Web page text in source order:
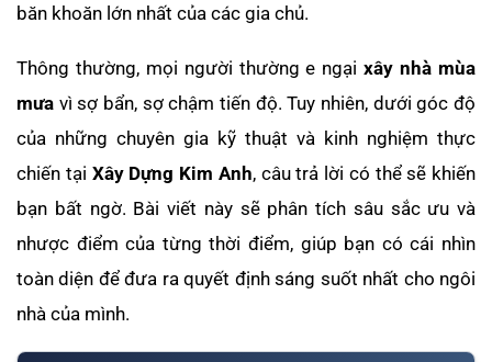
băn khoăn lớn nhất của các gia chủ.
Thông thường, mọi người thường e ngạixây nhà mùa
mưa vì sợ bẩn, sợ chậm tiến độ. Tuy nhiên, dưới góc độ
của những chuyên gia kỹ thuật và kinh nghiệm thực
chiến tại Xây Dựng Kim Anh, câu trả lời có thể sẽ khiến
bạn bất ngờ. Bài viết này sẽ phân tích sâu sắc ưu và
nhược điểm của từng thời điểm, giúp bạn có cái nhìn
toàn diện để đưa ra quyết định sáng suốt nhất cho ngôi
nhà của mình.